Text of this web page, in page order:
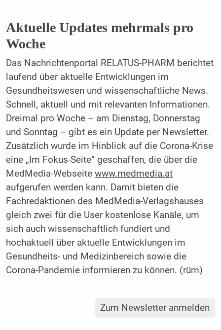
Aktuelle Updates mehrmals pro
Woche
Das Nachrichtenportal RELATUS-PHARM berichtet
laufend über aktuelle Entwicklungen im
Gesundheitswesen und wissenschaftliche News.
Schnell, aktuell und mit relevanten Informationen.
Dreimal pro Woche – am Dienstag, Donnerstag
und Sonntag – gibt es ein Update per Newsletter.
Zusätzlich wurde im Hinblick auf die Corona-Krise
eine „Im Fokus-Seite“ geschaffen, die über die
MedMedia-Webseite www.medmedia.at
aufgerufen werden kann. Damit bieten die
Fachredaktionen des MedMedia-Verlagshauses
gleich zwei für die User kostenlose Kanäle, um
sich auch wissenschaftlich fundiert und
hochaktuell über aktuelle Entwicklungen im
Gesundheits- und Medizinbereich sowie die
Corona-Pandemie informieren zu können. (rüm)
Zum Newsletter anmelden